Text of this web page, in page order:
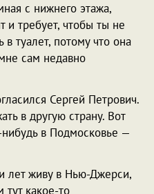
с нижнего этажа,
и требует, чтобы ты не
туалет, потому что она
сам недавно
Сергей Петрович.
в другую страну. Вот
в Подмосковье —
лет живу в Нью-Джерси,
какое-то